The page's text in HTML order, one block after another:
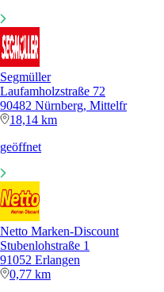
Segmüller
Laufamholzstraße 72
90482 Nürnberg, Mittelfr
18,14 km
geöffnet
Netto Marken-Discount
Stubenlohstraße 1
91052 Erlangen
0,77 km